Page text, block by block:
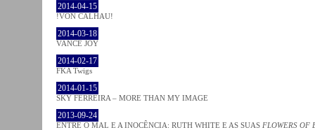
2014-04-15
!VON CALHAU!
2014-03-18
VANCE JOY
2014-02-17
FKA Twigs
2014-01-15
SKY FERREIRA – MORE THAN MY IMAGE
2013-09-24
ENTRE O MAL E A INOCÊNCIA: RUTH WHITE E AS SUAS FLOWERS OF